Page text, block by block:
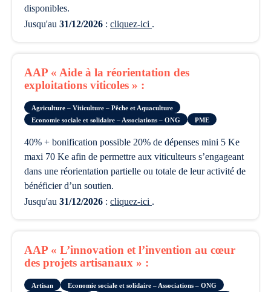
disponibles.
Jusqu'au 31/12/2026 : cliquez-ici .
AAP « Aide à la réorientation des
exploitations viticoles » :
Agriculture – Viticulture – Pêche et Aquaculture
Economie sociale et solidaire – Associations – ONG
PME
40% + bonification possible 20% de dépenses mini 5 Ke
maxi 70 Ke afin de permettre aux viticulteurs s’engageant
dans une réorientation partielle ou totale de leur activité de
bénéficier d’un soutien.
Jusqu'au 31/12/2026 : cliquez-ici .
AAP « L’innovation et l’invention au cœur
des projets artisanaux » :
Artisan
Economie sociale et solidaire – Associations – ONG